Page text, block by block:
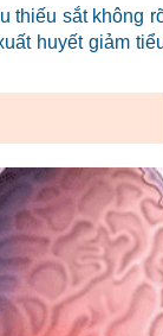
thiếu sắt không
huyết giảm